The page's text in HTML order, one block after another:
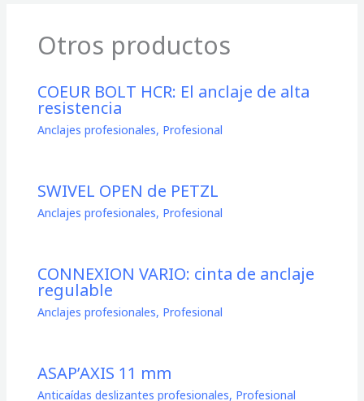
Otros productos
COEUR BOLT HCR: El anclaje de alta
resistencia
Anclajes profesionales, Profesional
SWIVEL OPEN de PETZL
Anclajes profesionales, Profesional
CONNEXION VARIO: cinta de anclaje
regulable
Anclajes profesionales, Profesional
ASAP’AXIS 11 mm
Anticaídas deslizantes profesionales, Profesional